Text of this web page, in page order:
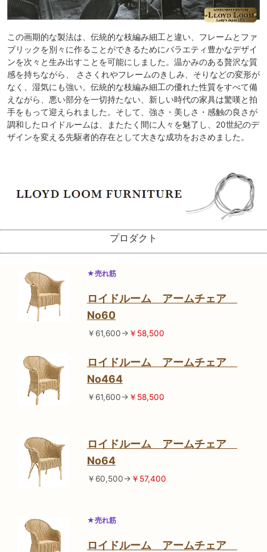
この画期的な製法は、伝統的な枝編み細工と違い、フレームとファ
ブリックを別々に作ることができるためにバラエティ豊かなデザイ
ンを次々と生み出すことを可能にしました。温かみのある贅沢な質
感を持ちながら、 ささくれやフレームのきしみ、そりなどの変形が
なく、湿気にも強い。伝統的な枝編み細工の優れた性質をすべて備
えながら、悪い部分を一切持たない、新しい時代の家具は驚嘆と拍
手をもって迎えられました。そして、強さ・美しさ・感触の良さが
調和したロイドルームは、またたく間に人々を魅了し、20世紀のデ
ザインを変える先駆者的存在として大きな成功をおさめました。
プロダクト
★売れ筋
ロイドルーム アームチェア
No60
￥61,600→ ￥58,500
ロイドルーム アームチェア
No464
￥61,600→ ￥58,500
ロイドルーム アームチェア
No64
￥60,500→ ￥57,400
★売れ筋
ロイドルーム アームチェア